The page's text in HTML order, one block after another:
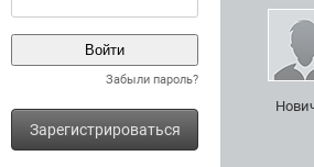
Забыли пароль?
Зарегистрироваться